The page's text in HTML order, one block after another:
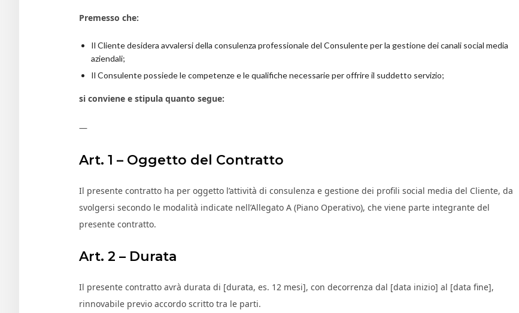
Premesso che:
Il Cliente desidera avvalersi della consulenza professionale del Consulente per la gestione dei canali social media
aziendali;
Il Consulente possiede le competenze e le qualifiche necessarie per offrire il suddetto servizio;
si conviene e stipula quanto segue:
—
Art. 1 – Oggetto del Contratto
Il presente contratto ha per oggetto l’attività di consulenza e gestione dei profili social media del Cliente, da
svolgersi secondo le modalità indicate nell’Allegato A (Piano Operativo), che viene parte integrante del
presente contratto.
Art. 2 – Durata
Il presente contratto avrà durata di [durata, es. 12 mesi], con decorrenza dal [data inizio] al [data fine],
rinnovabile previo accordo scritto tra le parti.